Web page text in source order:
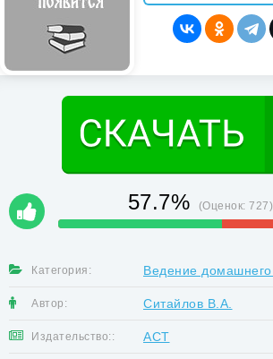
57.7% (Оценок:727)
Категория: Ведение домашнего
Автор: Ситайлов В.А.
Издательство:: АСТ